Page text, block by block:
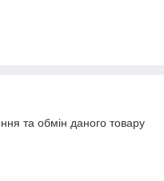
та обмін даного товару